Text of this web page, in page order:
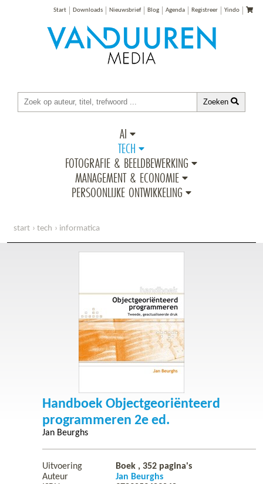
Start Downloads Nieuwsbrief Blog Agenda Registreer Yindo
Zoeken
AI
TECH
FOTOGRAFIE & BEELDBEWERKING
MANAGEMENT & ECONOMIE
PERSOONLIJKE ONTWIKKELING
start tech informatica
Handboek Objectgeoriënteerd
programmeren 2e ed.
Jan Beurghs
Uitvoering Boek , 352 pagina's
Auteur
Jan Beurghs